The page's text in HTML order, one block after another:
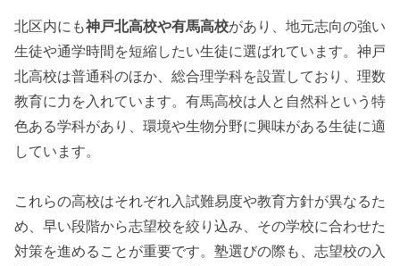
北区内にも神戸北高校や有馬高校があり、地元志向の強い
生徒や通学時間を短縮したい生徒に選ばれています。神戸
北高校は普通科のほか、総合理学科を設置しており、理数
教育に力を入れています。有馬高校は人と自然科という特
色ある学科があり、環境や生物分野に興味がある生徒に適
しています。
これらの高校はそれぞれ入試難易度や教育方針が異なるた
め、早い段階から志望校を絞り込み、その学校に合わせた
対策を進めることが重要です。塾選びの際も、志望校の入